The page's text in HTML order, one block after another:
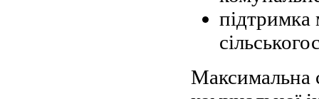
підтримка
Максимальна